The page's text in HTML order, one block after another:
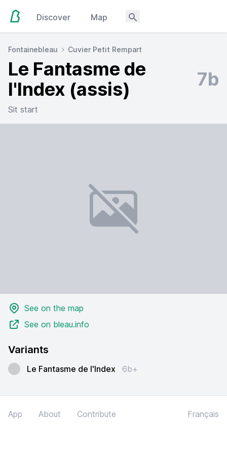
Discover Map
Fontainebleau Cuvier Petit Rempart
Le Fantasme de
l'Index (assis)
7b
Sit start
See on the map
See on bleau.info
Variants
Le Fantasme de l'Index 6b+
App About Contribute Français